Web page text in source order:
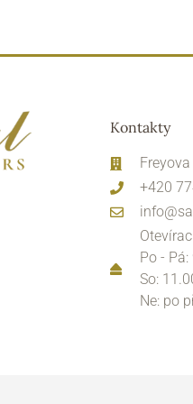
Kontakty
+420
Po -
So:
Ne: po